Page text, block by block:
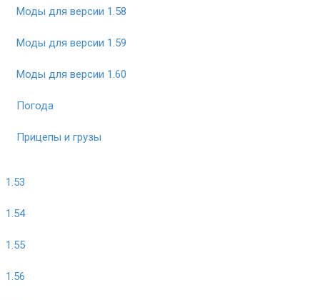
Моды для версии 1.58
Моды для версии 1.59
Моды для версии 1.60
Погода
Прицепы и грузы
1.53
1.54
1.55
1.56